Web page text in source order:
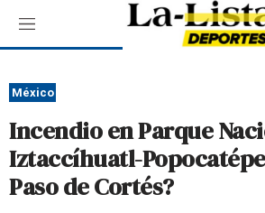
M
e
ú
México
Incendio en Parque
Iztaccíhuatl-
Paso de Cortés?